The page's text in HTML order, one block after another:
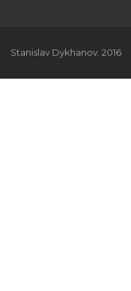
Stanislav Dykhanov. 2016